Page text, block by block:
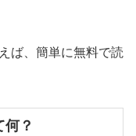
ば、簡単に無料で読
？